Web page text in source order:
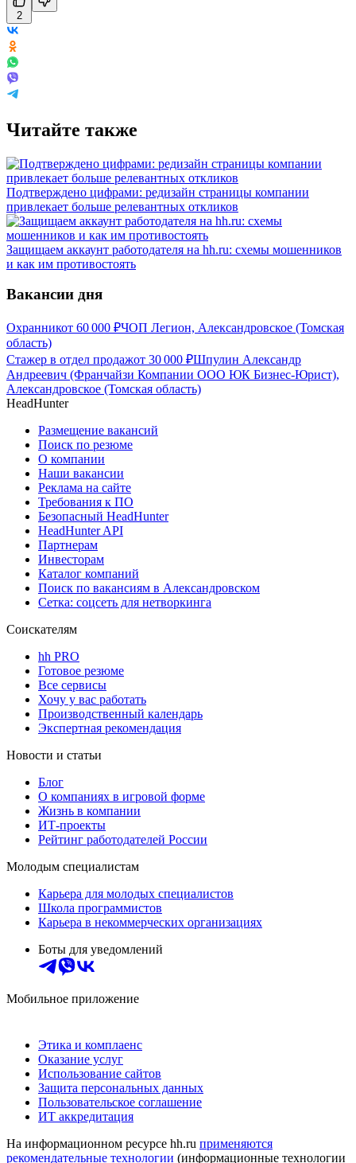
2
Читайте также
Подтверждено цифрами: редизайн страницы компании
привлекает больше релевантных откликов
Защищаем аккаунт работодателя на hh.ru: схемы мошенников
и как им противостоять
Вакансии дня
Охранникот 60 000 ₽ЧОП Легион, Александровское (Томская
область)
Стажер в отдел продажот 30 000 ₽Шпулин Александр
Андреевич (Франчайзи Компании ООО ЮК Бизнес-Юрист),
Александровское (Томская область)
HeadHunter
Размещение вакансий
Поиск по резюме
О компании
Наши вакансии
Реклама на сайте
Требования к ПО
Безопасный HeadHunter
HeadHunter API
Партнерам
Инвесторам
Каталог компаний
Поиск по вакансиям в Александровском
Сетка: соцсеть для нетворкинга
Соискателям
hh PRO
Готовое резюме
Все сервисы
Хочу у вас работать
Производственный календарь
Экспертная рекомендация
Новости и статьи
Блог
О компаниях в игровой форме
Жизнь в компании
ИТ-проекты
Рейтинг работодателей России
Молодым специалистам
Карьера для молодых специалистов
Школа программистов
Карьера в некоммерческих организациях
Боты для уведомлений
Мобильное приложение
Этика и комплаенс
Оказание услуг
Использование сайтов
Защита персональных данных
Пользовательское соглашение
ИТ аккредитация
На информационном ресурсе hh.ru применяются
рекомендательные технологии (информационные технологии